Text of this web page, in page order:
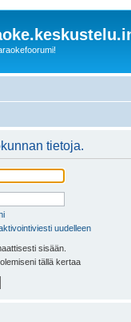
tietoja.
uudelleen
sisään.
tällä kertaa